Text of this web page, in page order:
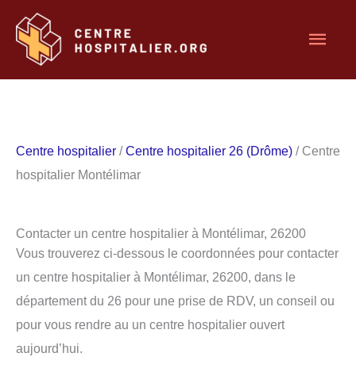
contenu
Centre hospitalier /Centre hospitalier 26 (Drôme) / Centre
hospitalier Montélimar
Contacter un centre hospitalier à Montélimar, 26200
Vous trouverez ci-dessous le coordonnées pour contacter
un centre hospitalier à Montélimar, 26200, dans le
département du 26 pour une prise de RDV, un conseil ou
pour vous rendre au un centre hospitalier ouvert
aujourd’hui.